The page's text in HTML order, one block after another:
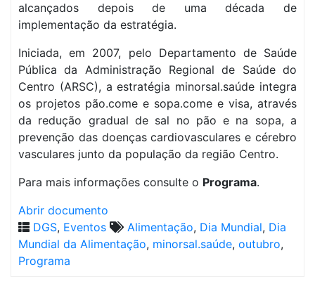
alcançados depois de uma década de
implementação da estratégia.
Iniciada, em 2007, pelo Departamento de Saúde
Pública da Administração Regional de Saúde do
Centro (ARSC), a estratégia minorsal.saúde integra
os projetos pão.come e sopa.come e visa, através
da redução gradual de sal no pão e na sopa, a
prevenção das doenças cardiovasculares e cérebro
vasculares junto da população da região Centro.
Para mais informações consulte o Programa.
Abrir documento
DGS, Eventos Alimentação, Dia Mundial, Dia
Mundial da Alimentação, minorsal.saúde, outubro,
Programa